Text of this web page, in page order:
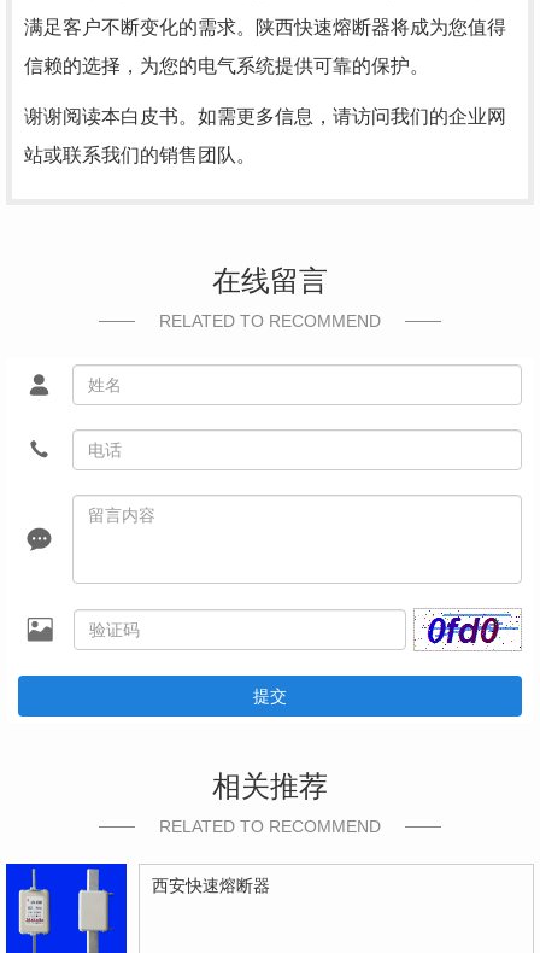
满足客户不断变化的需求。陕西快速熔断器将成为您值得
信赖的选择，为您的电气系统提供可靠的保护。
谢谢阅读本白皮书。如需更多信息，请访问我们的企业网
站或联系我们的销售团队。
在线留言
RELATED TO RECOMMEND
提交
相关推荐
RELATED TO RECOMMEND
西安快速熔断器